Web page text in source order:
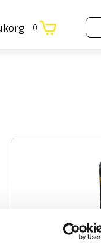
0
CA Energy